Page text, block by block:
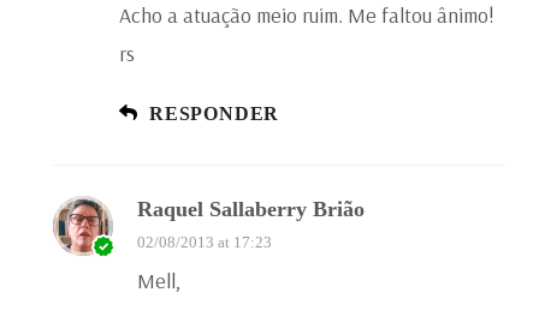
Acho a atuação meio ruim. Me faltou ânimo!
rs
RESPONDER
Raquel Sallaberry Brião
02/08/2013 at 17:23
Mell,